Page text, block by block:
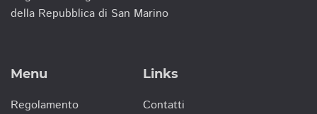
della Repubblica di San Marino
Menu
Regolamento
Links
Contatti